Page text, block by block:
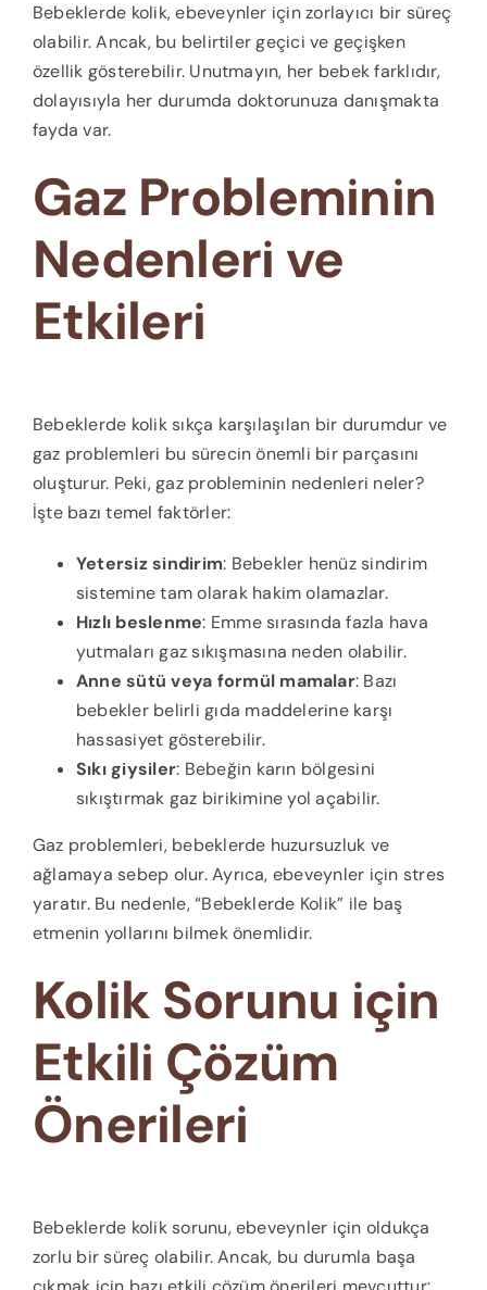
Bebeklerde kolik, ebeveynler için zorlayıcı bir süreç
olabilir. Ancak, bu belirtiler geçici ve geçişken
özellik gösterebilir. Unutmayın, her bebek farklıdır,
dolayısıyla her durumda doktorunuza danışmakta
fayda var.
Gaz Probleminin
Nedenleri ve
Etkileri
Bebeklerde kolik sıkça karşılaşılan bir durumdur ve
gaz problemleri bu sürecin önemli bir parçasını
oluşturur. Peki, gaz probleminin nedenleri neler?
İşte bazı temel faktörler:
Yetersiz sindirim: Bebekler henüz sindirim
sistemine tam olarak hakim olamazlar.
Hızlı beslenme: Emme sırasında fazla hava
yutmaları gaz sıkışmasına neden olabilir.
Anne sütü veya formül mamalar: Bazı
bebekler belirli gıda maddelerine karşı
hassasiyet gösterebilir.
Sıkı giysiler: Bebeğin karın bölgesini
sıkıştırmak gaz birikimine yol açabilir.
Gaz problemleri, bebeklerde huzursuzluk ve
ağlamaya sebep olur. Ayrıca, ebeveynler için stres
yaratır. Bu nedenle, “Bebeklerde Kolik” ile baş
etmenin yollarını bilmek önemlidir.
Kolik Sorunu için
Etkili Çözüm
Önerileri
Bebeklerde kolik sorunu, ebeveynler için oldukça
zorlu bir süreç olabilir. Ancak, bu durumla başa